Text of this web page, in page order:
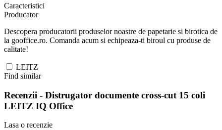
Caracteristici
Producator
Descopera producatorii produselor noastre de papetarie si birotica de
la gooffice.ro. Comanda acum si echipeaza-ti biroul cu produse de
calitate!
LEITZ
Find similar
Recenzii - Distrugator documente cross-cut 15 coli
LEITZ IQ Office
Lasa o recenzie